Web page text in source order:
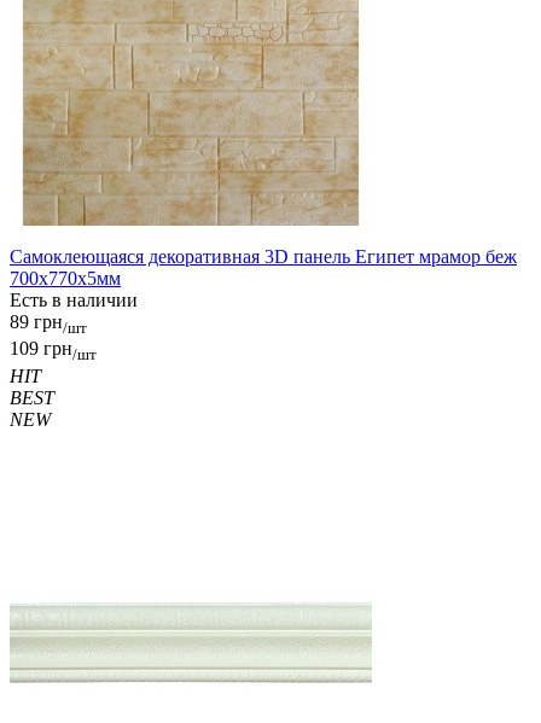
Самоклеющаяся декоративная 3D панель Египет мрамор беж
700x770x5мм
Есть в наличии
89 грн/шт
109 грн/шт
HIT
BEST
NEW